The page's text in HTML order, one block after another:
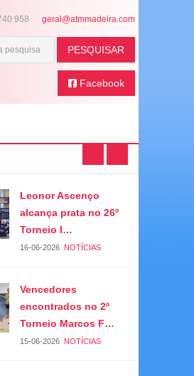
958
PESQUISAR
Facebook
Leonor Ascenço
alcança prata no 26º
Torneio I…
16-06-2026 NOTÍCIAS
Vencedores
encontrados no 2º
Torneio Marcos F…
15-06-2026 NOTÍCIAS